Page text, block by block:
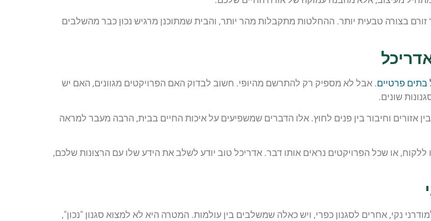
בצורה טבעית יותר. ההחלטות מתקבלות מהר יותר, והבית שמתוכנן מרגיש נכון כבר מהשלבים
בתים פרטיים. אבל לא מספיק רק להתרשם מהיופי. חשוב לבדוק האם הפרויקטים מגוונים, האם יש
שונים.
אזורים וחיבור בין פנים לחוץ. אלו הדברים שמשפיעים על איכות החיים בבית, הרבה מעבר למראה
או שכל הפרויקטים נראים אותו דבר. אדריכל טוב יודע לשלב את הידע שלו עם הרצונות שלכם,
נקי, אחרים לסגנון כפרי, ויש כאלה שמשלבים בין עולמות. המטרה היא לא למצוא סגנון "נכון",